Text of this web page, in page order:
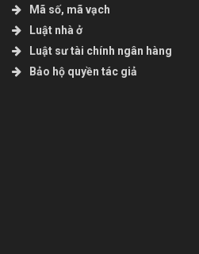
Mã số, mã vạch
Luật nhà ở
Luật sư tài chính ngân hàng
Bảo hộ quyền tác giả